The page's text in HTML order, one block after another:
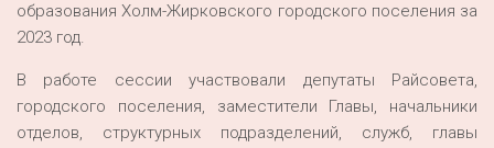
образования Холм-Жирковского городского поселения за
2023 год.
В работе сессии участвовали депутаты Райсовета,
городского поселения, заместители Главы, начальники
отделов, структурных подразделений, служб, главы